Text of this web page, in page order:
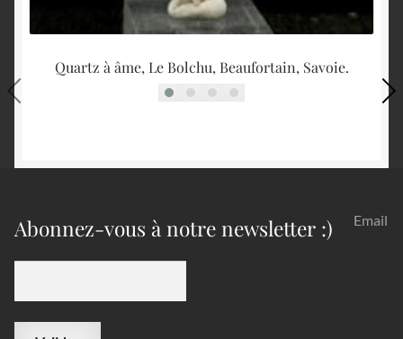
Quartz à âme, Le Bolchu, Beaufortain, Savoie.
Abonnez-vous à notre newsletter :) Email